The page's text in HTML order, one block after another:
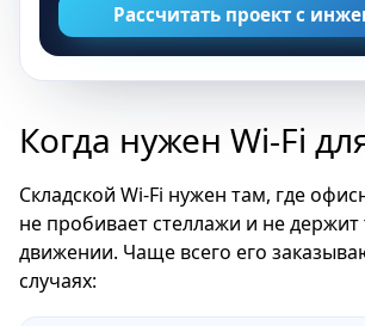
Рассчитать проект с
Когда нужен Wi-Fi
Складской Wi-Fi нужен там, где
не пробивает стеллажи и не держит
движении. Чаще всего его
случаях: